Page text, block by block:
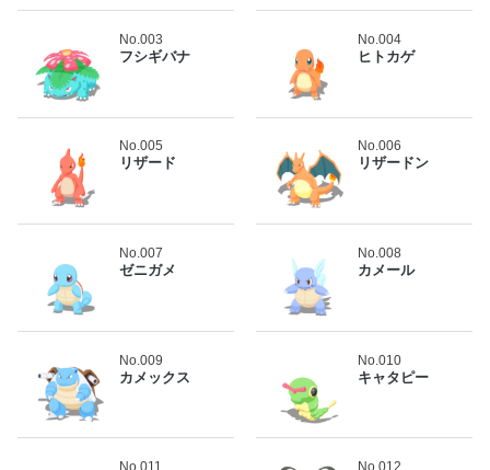
No.003
フシギバナ
No.004
ヒトカゲ
No.005
リザード
No.006
リザードン
No.007
ゼニガメ
No.008
カメール
No.009
カメックス
No.010
キャタピー
No.011 No.012